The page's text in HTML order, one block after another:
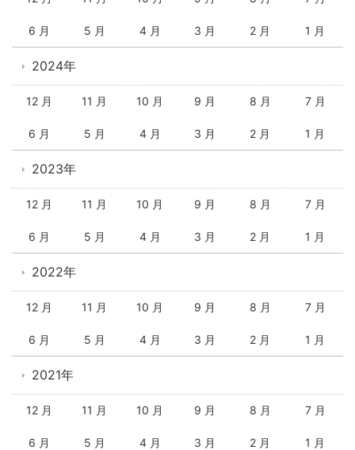
6 月 5 月 4 月 3 月 2 月 1 月
2024年
12 月 11 月 10 月 9 月 8 月 7 月
6 月 5 月 4 月 3 月 2 月 1 月
2023年
12 月 11 月 10 月 9 月 8 月 7 月
6 月 5 月 4 月 3 月 2 月 1 月
2022年
12 月 11 月 10 月 9 月 8 月 7 月
6 月 5 月 4 月 3 月 2 月 1 月
2021年
12 月 11 月 10 月 9 月 8 月 7 月
6 月 5 月 4 月 3 月 2 月 1 月